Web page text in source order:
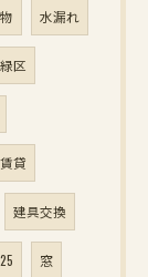
水漏れ
区
賃貸
建具交換
窓